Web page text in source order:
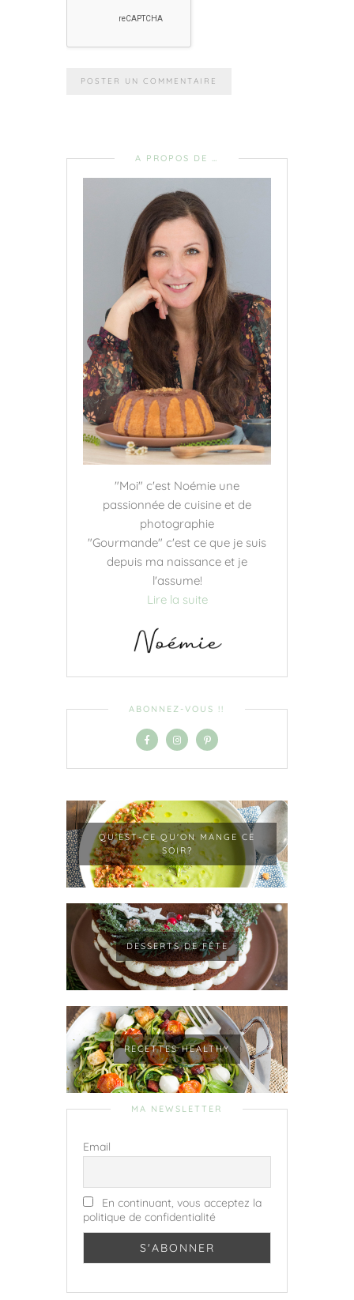
A PROPOS DE …
"Moi" c'est Noémie une
passionnée de cuisine et de
photographie
"Gourmande" c'est ce que je suis
depuis ma naissance et je
l'assume!
Lire la suite
ABONNEZ-VOUS !!
QU'EST-CE QU'ON MANGE CE
SOIR?
DESSERTS DE FÊTE
RECETTES HEALTHY
MA NEWSLETTER
Email
En continuant, vous acceptez la
politique de confidentialité